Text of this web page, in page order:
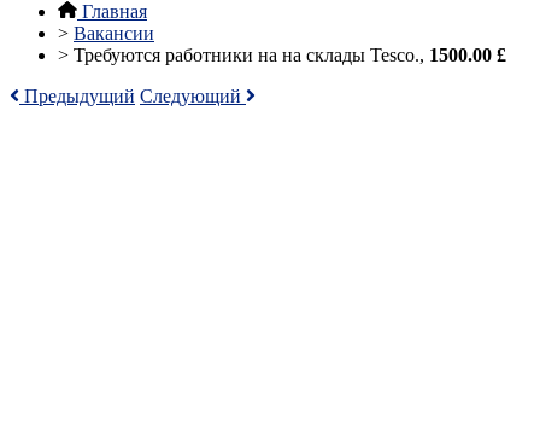
Главная
> Вакансии
> Требуются работники на на склады Tesco., 1500.00 £
Предыдущий Следующий